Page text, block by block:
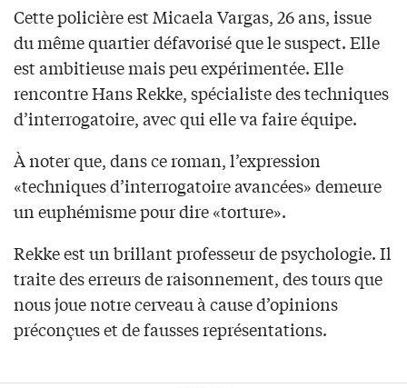
Cette policière est Micaela Vargas, 26 ans, issue
du même quartier défavorisé que le suspect. Elle
est ambitieuse mais peu expérimentée. Elle
rencontre Hans Rekke, spécialiste des techniques
d’interrogatoire, avec qui elle va faire équipe.
À noter que, dans ce roman, l’expression
«techniques d’interrogatoire avancées» demeure
un euphémisme pour dire «torture».
Rekke est un brillant professeur de psychologie. Il
traite des erreurs de raisonnement, des tours que
nous joue notre cerveau à cause d’opinions
préconçues et de fausses représentations.